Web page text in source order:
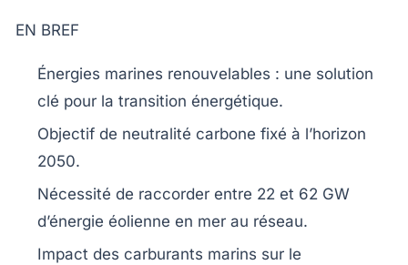
EN BREF
Énergies marines renouvelables : une solution
clé pour la transition énergétique.
Objectif de neutralité carbone fixé à l’horizon
2050.
Nécessité de raccorder entre 22 et 62 GW
d’énergie éolienne en mer au réseau.
Impact des carburants marins sur le